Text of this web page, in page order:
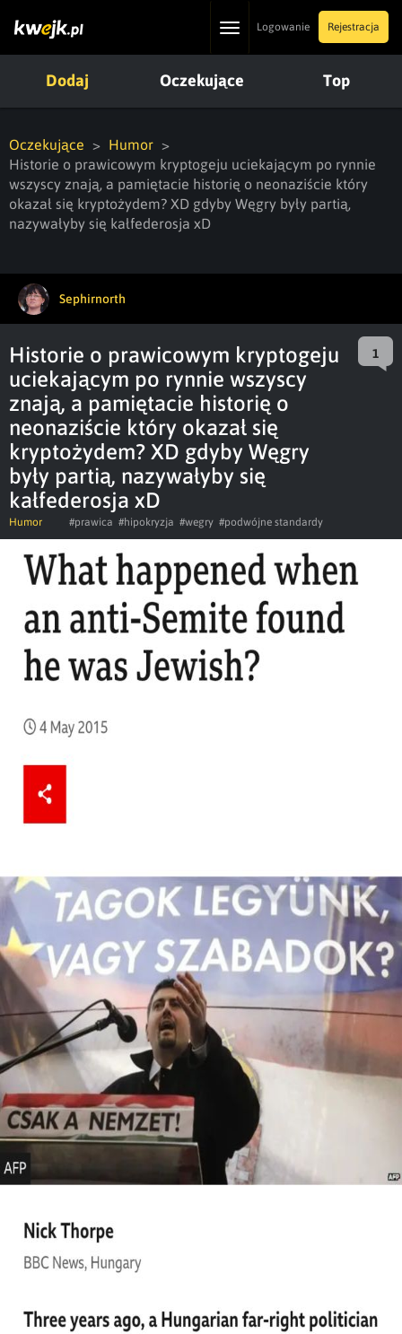
ToggleLogowanie Rejestracja
Dodaj Oczekujące Top
Oczekujące
Humor
Historie o prawicowym kryptogeju uciekającym po rynnie
wszyscy znają, a pamiętacie historię o neonaziście który
okazał się kryptożydem? XD gdyby Węgry były partią,
nazywałyby się kałfederosja xD
Sephirnorth
Historie o prawicowym kryptogeju
uciekającym po rynnie wszyscy
znają, a pamiętacie historię o
neonaziście który okazał się
kryptożydem? XD gdyby Węgry
były partią, nazywałyby się
kałfederosja xD
1
Humor #prawica #hipokryzja #wegry #podwójne standardy